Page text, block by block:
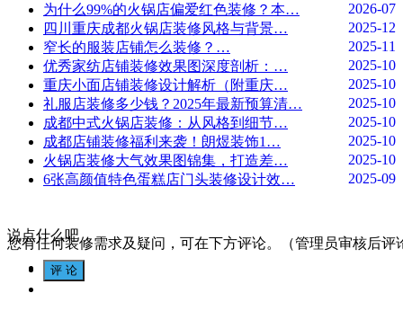
为什么99%的火锅店偏爱红色装修？本…
2026-07
四川重庆成都火锅店装修风格与背景…
2025-12
窄长的服装店铺怎么装修？…
2025-11
优秀家纺店铺装修效果图深度剖析：…
2025-10
重庆小面店铺装修设计解析（附重庆…
2025-10
礼服店装修多少钱？2025年最新预算清…
2025-10
成都中式火锅店装修：从风格到细节…
2025-10
成都店铺装修福利来袭！朗煜装饰1…
2025-10
火锅店装修大气效果图锦集，打造差…
2025-10
6张高颜值特色蛋糕店门头装修设计效…
2025-09
您有任何装修需求及疑问，可在下方评论。（管理员审核后评
说点什么吧